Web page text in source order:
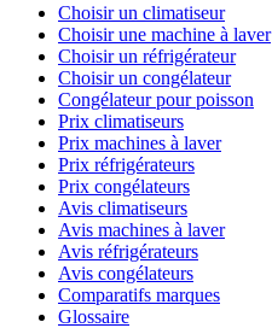
Choisir un climatiseur
Choisir une machine à laver
Choisir un réfrigérateur
Choisir un congélateur
Congélateur pour poisson
Prix climatiseurs
Prix machines à laver
Prix réfrigérateurs
Prix congélateurs
Avis climatiseurs
Avis machines à laver
Avis réfrigérateurs
Avis congélateurs
Comparatifs marques
Glossaire